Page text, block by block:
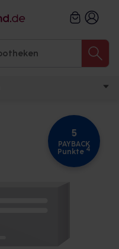
5
PAYBACK
Punkte 4